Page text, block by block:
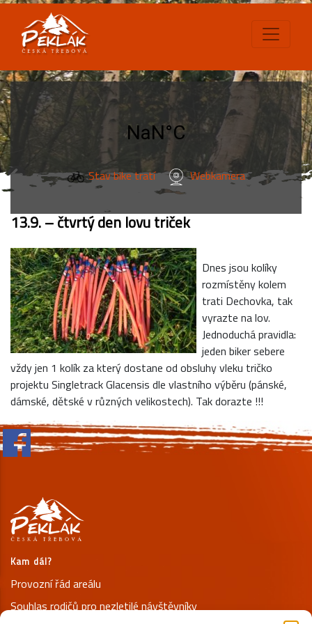
Stav bike tratí Webkamera
13.9. – čtvrtý den lovu triček
Dnes jsou kolíky
rozmístěny kolem
trati Dechovka, tak
vyrazte na lov.
Jednoduchá pravidla:
jeden biker sebere
vždy jen 1 kolík za který dostane od obsluhy vleku tričko
projektu Singletrack Glacensis dle vlastního výběru (pánské,
dámské, dětské v různých velikostech). Tak dorazte !!!
Kam dál?
Provozní řád areálu
Souhlas rodičů pro nezletilé návštěvníky